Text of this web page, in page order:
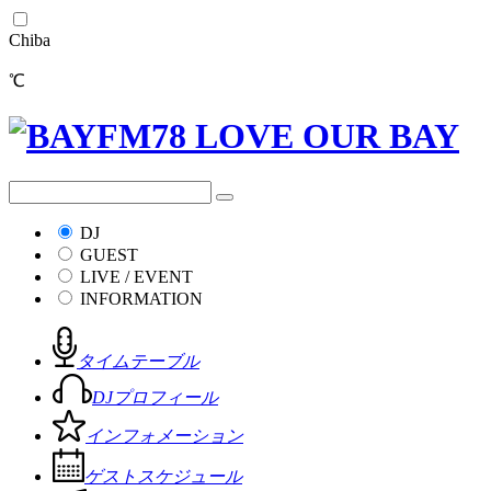
Chiba
℃
DJ
GUEST
LIVE / EVENT
INFORMATION
タイムテーブル
DJプロフィール
インフォメーション
ゲストスケジュール